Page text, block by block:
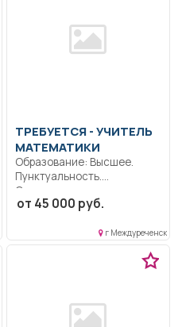
ТРЕБУЕТСЯ - УЧИТЕЛЬ
МАТЕМАТИКИ
Образование: Высшее.
Пунктуальность.
Ответственность.
Дисциплинированность..
обучающихся с...
от 45 000 руб.
г Междуреченск